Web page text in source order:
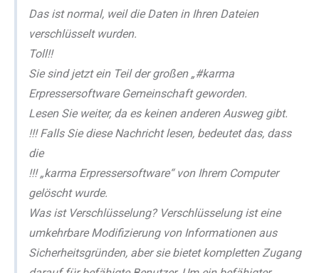
Das ist normal, weil die Daten in Ihren Dateien
verschlüsselt wurden.
Toll!!
Sie sind jetzt ein Teil der großen „#karma
Erpressersoftware Gemeinschaft geworden.
Lesen Sie weiter, da es keinen anderen Ausweg gibt.
!!! Falls Sie diese Nachricht lesen, bedeutet das, dass
die
!!! „karma Erpressersoftware“ von Ihrem Computer
gelöscht wurde.
Was ist Verschlüsselung? Verschlüsselung ist eine
umkehrbare Modifizierung von Informationen aus
Sicherheitsgründen, aber sie bietet kompletten Zugang